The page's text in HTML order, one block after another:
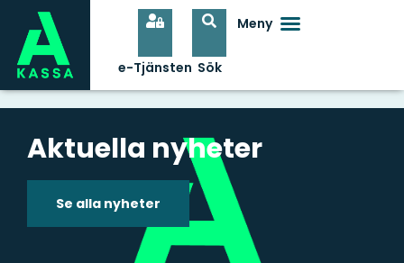
Aktuella nyheter
Se alla nyheter